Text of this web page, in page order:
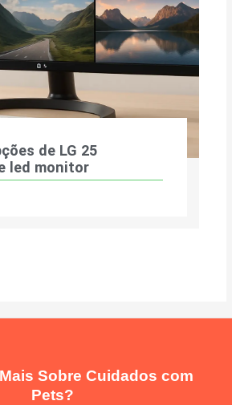
de LG 25
led monitor
Sobre Cuidados com
Pets?